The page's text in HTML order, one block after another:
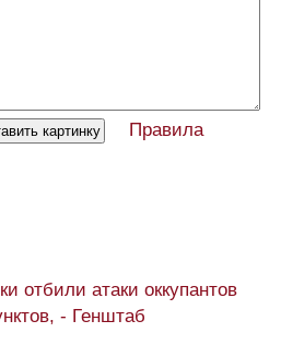
Правила
отбили атаки оккупантов
- Генштаб